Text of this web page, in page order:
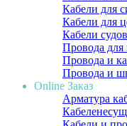
Кабели для
Кабели для
Кабели
Провода для
Провода и
Провода и
Online Заказ
Арматура